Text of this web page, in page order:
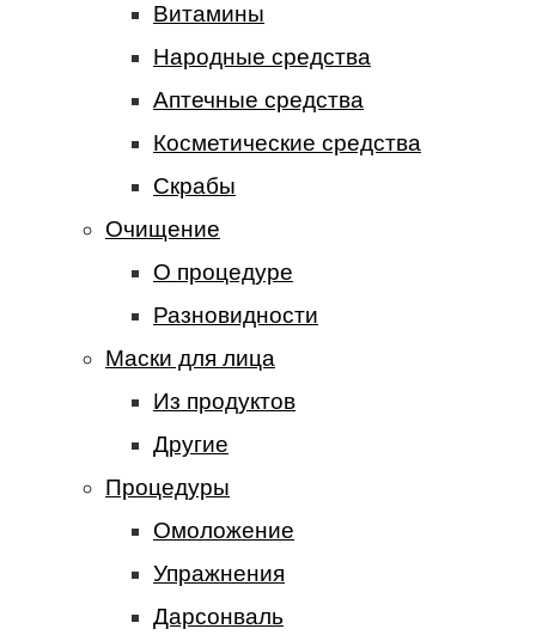
Витамины
Народные средства
Аптечные средства
Косметические средства
Скрабы
Очищение
О процедуре
Разновидности
Маски для лица
Из продуктов
Другие
Процедуры
Омоложение
Упражнения
Дарсонваль